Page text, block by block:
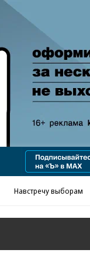
Навстречу выборам